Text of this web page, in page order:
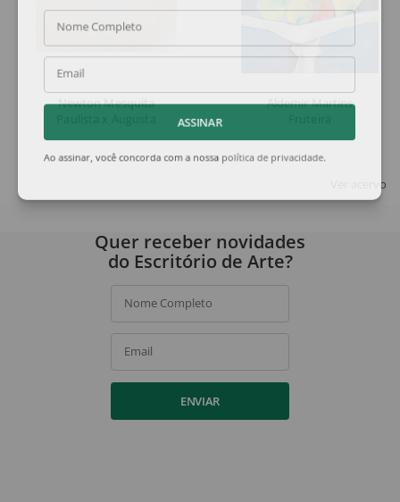
Newton Mesquita
Aldemir Martins
Ver acervo
Nome Completo
Email
ASSINAR
Ao assinar, você concorda com a nossapolítica de privacidade
Quer receber novidades
do Escritório de Arte?
Nome Completo
Email
ENVIAR